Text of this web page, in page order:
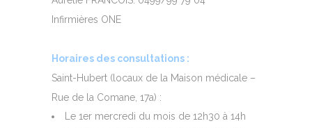
Infirmières ONE
Horaires des consultations :
Saint-Hubert (locaux de la Maison médicale –
Rue de la Comane, 17a) :
Le 1er mercredi du mois de 12h30 à 14h